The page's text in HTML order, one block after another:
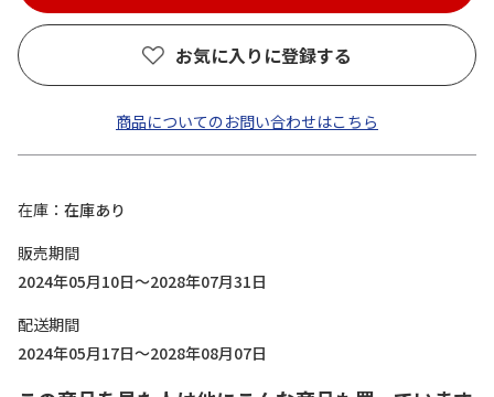
お気に入りに登録する
商品についてのお問い合わせはこちら
在庫
在庫あり
販売期間
2024年05月10日～2028年07月31日
配送期間
2024年05月17日～2028年08月07日